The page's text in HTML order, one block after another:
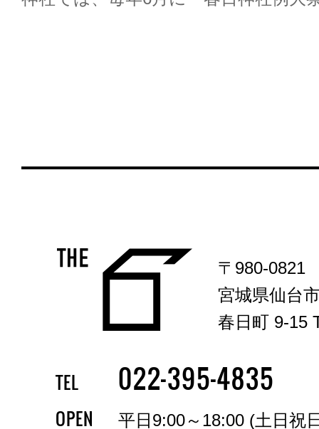
〒980-0821
宮城県仙台
春日町 9-15
TEL 022-395-4835
OPEN 平日9:00～18:00 (土日祝